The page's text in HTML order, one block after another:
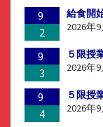
9
2
給食開
2026年
9
3
５限授
2026年
9
4
５限授
2026年